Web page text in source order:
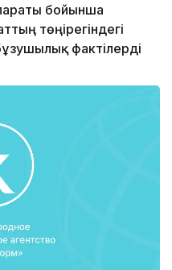
бойынша
төңірегіндегі
фактілерді